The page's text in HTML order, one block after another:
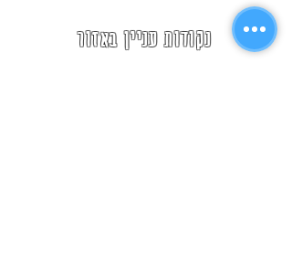
נקודות עניין באזור